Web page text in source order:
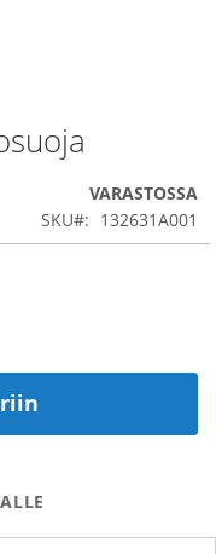
VARASTOSSA
SKU
132631A001